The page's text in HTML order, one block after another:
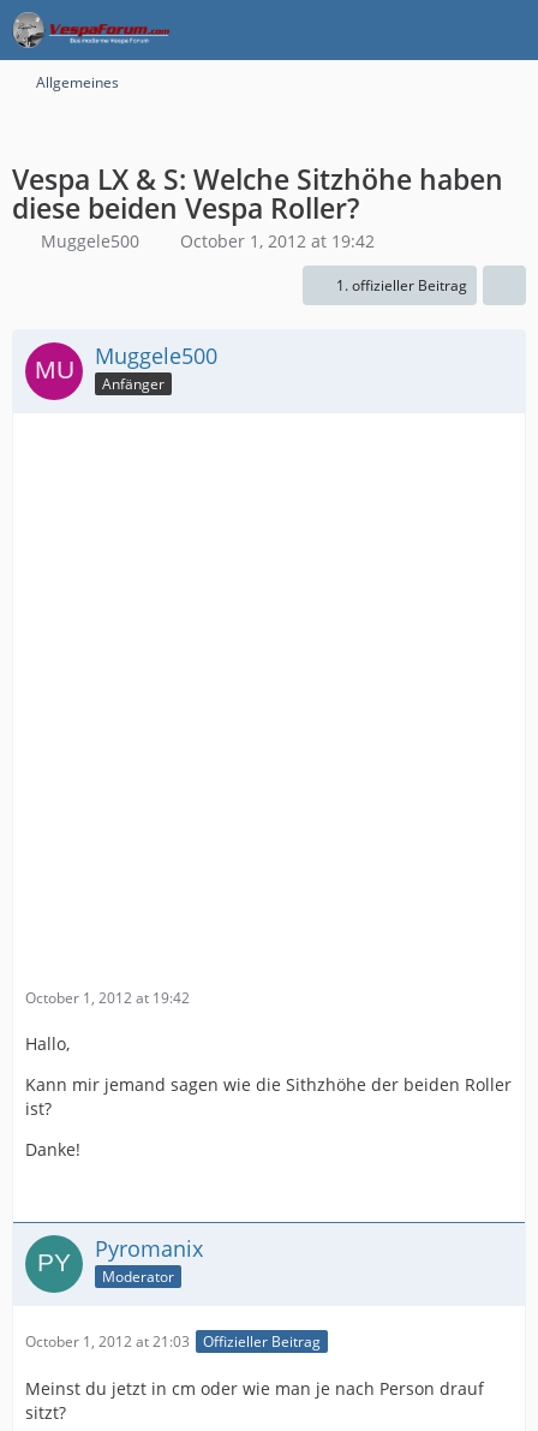
Allgemeines
Vespa LX & S: Welche Sitzhöhe haben
diese beiden Vespa Roller?
Muggele500 October 1, 2012 at 19:42
1. offizieller Beitrag
Muggele500
Anfänger
October 1, 2012 at 19:42
Hallo,
Kann mir jemand sagen wie die Sithzhöhe der beiden Roller
ist?
Danke!
Pyromanix
Moderator
October 1, 2012 at 21:03 Offizieller Beitrag
Meinst du jetzt in cm oder wie man je nach Person drauf
sitzt?